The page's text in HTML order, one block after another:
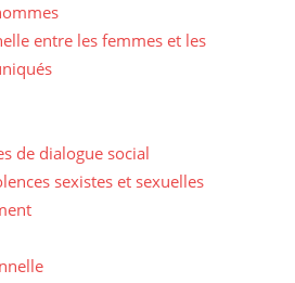
entre les femmes et les
de dialogue social
sexistes et sexuelles